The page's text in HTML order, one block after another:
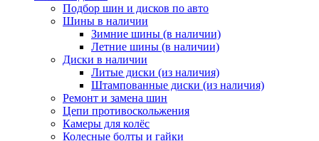
Подбор шин и дисков по авто
Шины в наличии
Зимние шины (в наличии)
Летние шины (в наличии)
Диски в наличии
Литые диски (из наличия)
Штампованные диски (из наличия)
Ремонт и замена шин
Цепи противоскольжения
Камеры для колёс
Колесные болты и гайки